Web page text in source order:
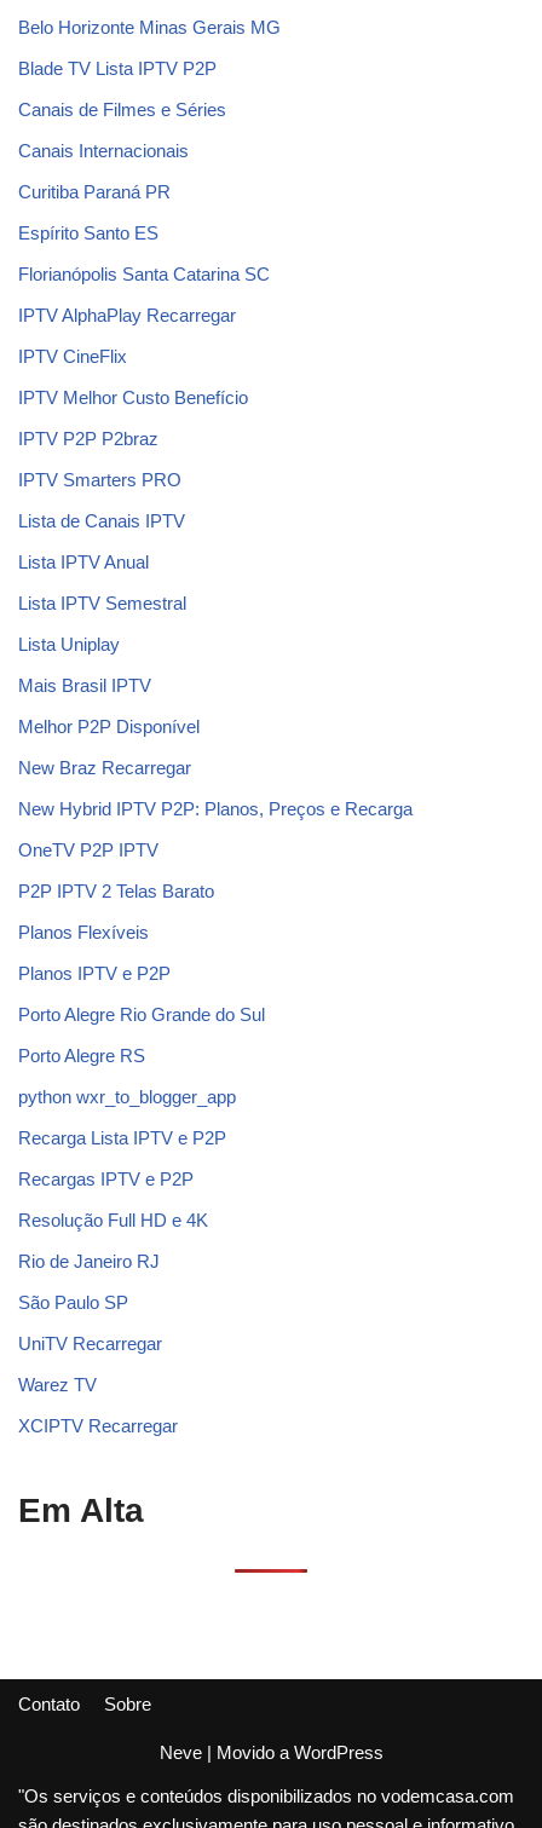
Belo Horizonte Minas Gerais MG
Blade TV Lista IPTV P2P
Canais de Filmes e Séries
Canais Internacionais
Curitiba Paraná PR
Espírito Santo ES
Florianópolis Santa Catarina SC
IPTV AlphaPlay Recarregar
IPTV CineFlix
IPTV Melhor Custo Benefício
IPTV P2P P2braz
IPTV Smarters PRO
Lista de Canais IPTV
Lista IPTV Anual
Lista IPTV Semestral
Lista Uniplay
Mais Brasil IPTV
Melhor P2P Disponível
New Braz Recarregar
New Hybrid IPTV P2P: Planos, Preços e Recarga
OneTV P2P IPTV
P2P IPTV 2 Telas Barato
Planos Flexíveis
Planos IPTV e P2P
Porto Alegre Rio Grande do Sul
Porto Alegre RS
python wxr_to_blogger_app
Recarga Lista IPTV e P2P
Recargas IPTV e P2P
Resolução Full HD e 4K
Rio de Janeiro RJ
São Paulo SP
UniTV Recarregar
Warez TV
XCIPTV Recarregar
Em Alta
Contato Sobre
Neve| Movido a WordPress
"Os serviços e conteúdos disponibilizados no vodemcasa.com